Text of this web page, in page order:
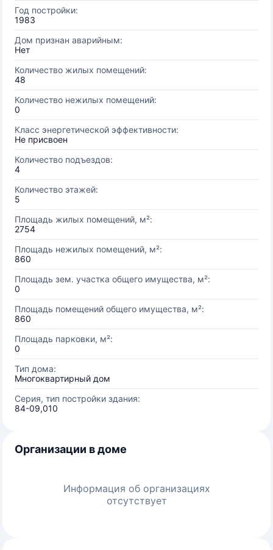
Год постройки:
1983
Дом признан аварийным:
Нет
Количество жилых помещений:
48
Количество нежилых помещений:
0
Класс энергетической эффективности:
Не присвоен
Количество подъездов:
4
Количество этажей:
5
Площадь жилых помещений, м²:
2754
Площадь нежилых помещений, м²:
860
Площадь зем. участка общего имущества, м²:
0
Площадь помещений общего имущества, м²:
860
Площадь парковки, м²:
0
Тип дома:
Многоквартирный дом
Серия, тип постройки здания:
84-09,010
Организации в доме
Информация об организациях
отсутствует